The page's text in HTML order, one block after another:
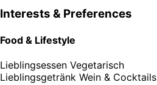
Interests & Preferences
Food & Lifestyle
Lieblingsessen Vegetarisch
Lieblingsgetränk Wein & Cocktails